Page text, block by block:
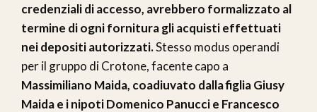
credenziali di accesso, avrebbero formalizzato al
termine di ogni fornitura gli acquisti effettuati
nei depositi autorizzati.Stesso modus operandi
per il gruppo di Crotone, facente capo a
Massimiliano Maida, coadiuvato dalla figlia Giusy
Maida e i nipoti Domenico Panucci e Francesco